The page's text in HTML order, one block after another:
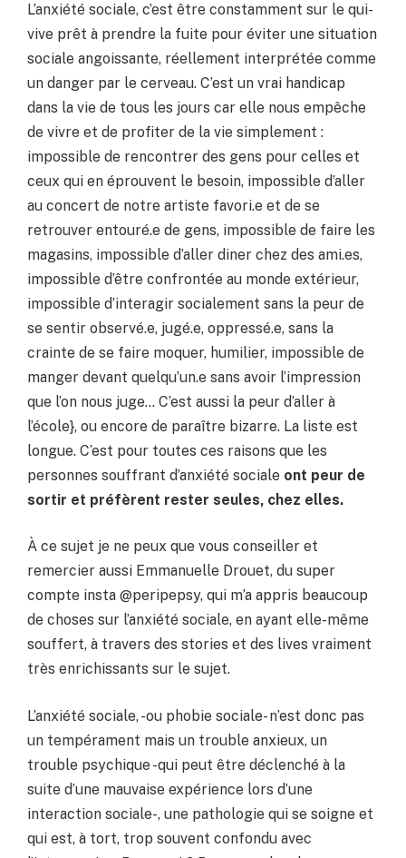
L’anxiété sociale, c’est être constamment sur le qui-
vive prêt à prendre la fuite pour éviter une situation
sociale angoissante, réellement interprétée comme
un danger par le cerveau. C’est un vrai handicap
dans la vie de tous les jours car elle nous empêche
de vivre et de profiter de la vie simplement :
impossible de rencontrer des gens pour celles et
ceux qui en éprouvent le besoin, impossible d’aller
au concert de notre artiste favori.e et de se
retrouver entouré.e de gens, impossible de faire les
magasins, impossible d’aller diner chez des ami.es,
impossible d’être confrontée au monde extérieur,
impossible d’interagir socialement sans la peur de
se sentir observé.e, jugé.e, oppressé.e, sans la
crainte de se faire moquer, humilier, impossible de
manger devant quelqu’un.e sans avoir l’impression
que l’on nous juge… C’est aussi la peur d’aller à
l’école}, ou encore de paraître bizarre. La liste est
longue. C’est pour toutes ces raisons que les
personnes souffrant d’anxiété sociale ont peur de
sortir et préfèrent rester seules, chez elles.
À ce sujet je ne peux que vous conseiller et
remercier aussi Emmanuelle Drouet, du super
compte insta @peripepsy, qui m’a appris beaucoup
de choses sur l’anxiété sociale, en ayant elle-même
souffert, à travers des stories et des lives vraiment
très enrichissants sur le sujet.
L’anxiété sociale, -ou phobie sociale- n’est donc pas
un tempérament mais un trouble anxieux, un
trouble psychique -qui peut être déclenché à la
suite d’une mauvaise expérience lors d’une
interaction sociale-, une pathologie qui se soigne et
qui est, à tort, trop souvent confondu avec